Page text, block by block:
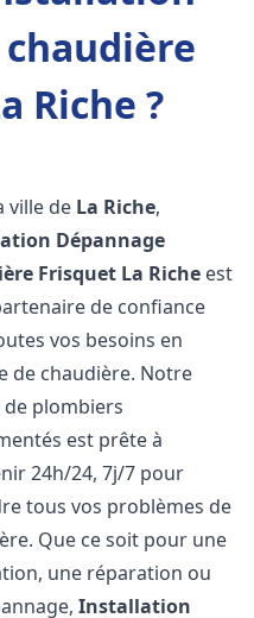
Riche ?
ville de La Riche,
Dépannage
Frisquet La Riche est
de confiance
vos besoins en
de chaudière. Notre
de plombiers
est prête à
24h/24, 7j/7 pour
tous vos problèmes de
Que ce soit pour une
une réparation ou
Installation